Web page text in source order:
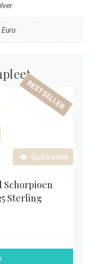
Quickview
BESTSELLER
Sterling